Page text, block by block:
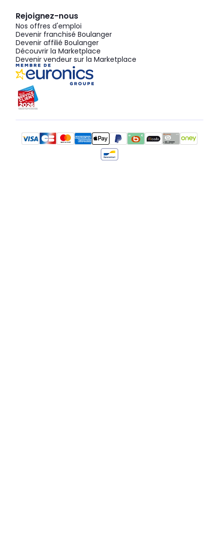
Rejoignez-nous
Nos offres d'emploi
Devenir franchisé Boulanger
Devenir affilié Boulanger
Découvrir la Marketplace
Devenir vendeur sur la Marketplace